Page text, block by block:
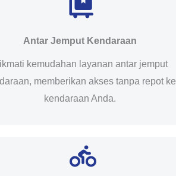
Antar Jemput Kendaraan
kemudahan layanan antar jemput
memberikan akses tanpa repot ke
kendaraan Anda.